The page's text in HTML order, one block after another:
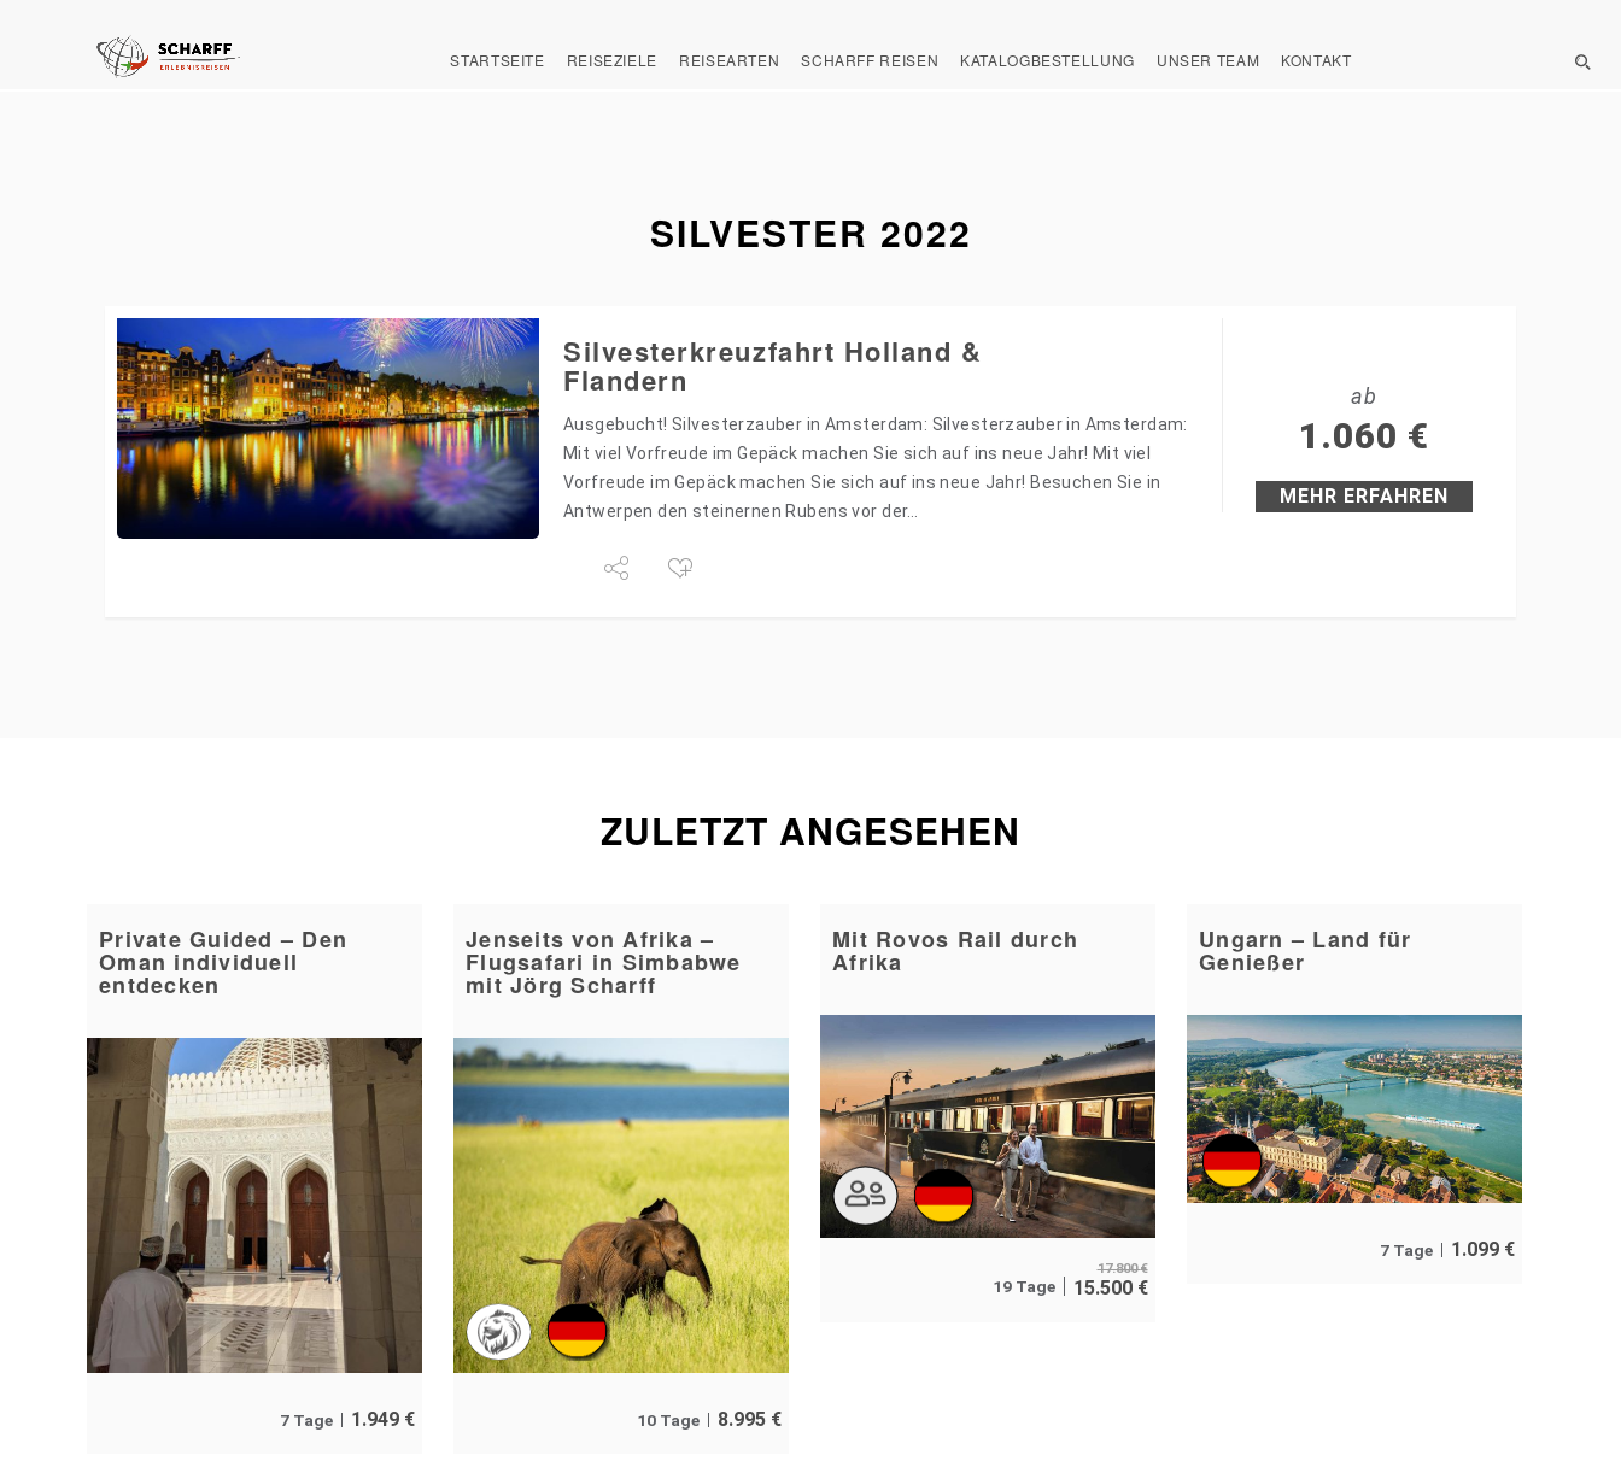
STARTSEITE REISEZIELE REISEARTEN SCHARFF REISEN KATALOGBESTELLUNG UNSER TEAM KONTAKT
SILVESTER 2022
Silvesterkreuzfahrt Holland &
Flandern
Ausgebucht! Silvesterzauber in Amsterdam: Silvesterzauber in Amsterdam:
Mit viel Vorfreude im Gepäck machen Sie sich auf ins neue Jahr! Mit viel
Vorfreude im Gepäck machen Sie sich auf ins neue Jahr! Besuchen Sie in
Antwerpen den steinernen Rubens vor der…
ab
1.060 €
MEHR ERFAHREN
ZULETZT ANGESEHEN
Private Guided – Den
Oman individuell
entdecken
7 Tage 1.949 €
Jenseits von Afrika –
Flugsafari in Simbabwe
mit Jörg Scharff
10 Tage 8.995 €
Mit Rovos Rail durch
Afrika
19 Tage
17.800 €
15.500 €
Ungarn – Land für
Genießer
7 Tage 1.099 €